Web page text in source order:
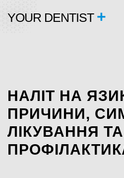
YOUR DENTIST +
НАЛІТ НА
ПРИЧИНИ,
ЛІКУВАННЯ ТА